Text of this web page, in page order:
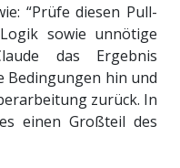
“Prüfe diesen Pull-
sowie unnötige
das Ergebnis
Bedingungen hin und
zurück. In
einen Großteil des